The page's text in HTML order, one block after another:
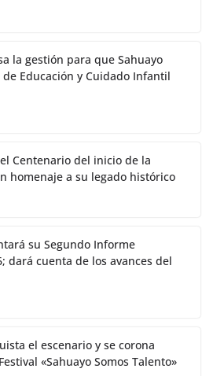
la gestión para que Sahuayo
Educación y Cuidado Infantil
Centenario del inicio de la
homenaje a su legado histórico
su Segundo Informe
dará cuenta de los avances del
el escenario y se corona
«Sahuayo Somos Talento»